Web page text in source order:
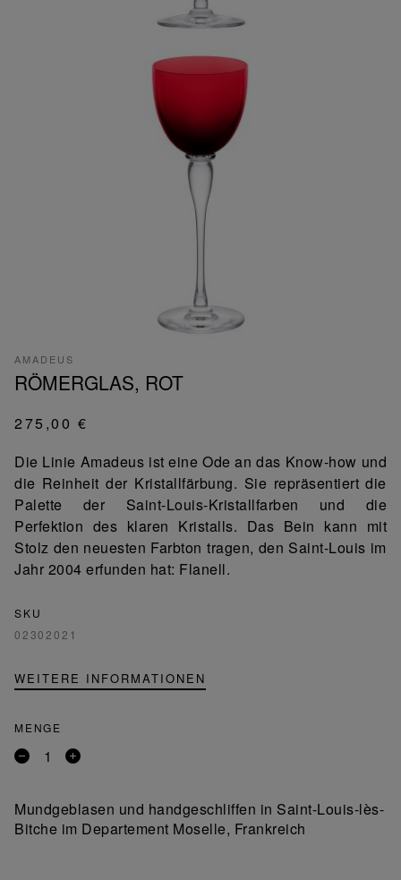
AMADEUS
RÖMERGLAS, ROT
275,00 €
Die Linie Amadeus ist eine Ode an das Know-how und
die Reinheit der Kristallfärbung. Sie repräsentiert die
Palette der Saint-Louis-Kristallfarben und die
Perfektion des klaren Kristalls. Das Bein kann mit
Stolz den neuesten Farbton tragen, den Saint-Louis im
Jahr 2004 erfunden hat: Flanell.
SKU
02302021
WEITERE INFORMATIONEN
MENGE
Entfernen
Produkt
Ein
Mundgeblasen und handgeschliffen in Saint-Louis-lès-
Bitche im Departement Moselle, Frankreich